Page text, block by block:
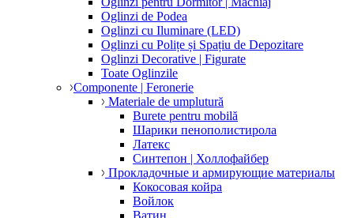
Oglinzi de Podea
Oglinzi cu Iluminare (LED)
Oglinzi cu Polițe și Spațiu de Depozitare
Oglinzi Decorative | Figurate
Toate Oglinzile
Componente | Feronerie
Materiale de umplutură
Burete pentru mobilă
Шарики пенополистирола
Латекс
Синтепон | Холлофайбер
Прокладочные и армирующие материалы
Кокосовая койра
Войлок
Ватин